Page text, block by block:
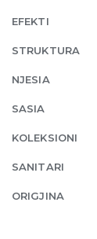
708
Copper
quantity
EFEKTI
STRUKTURA
NJESIA
SASIA
KOLEKSIONI
SANITARI
ORIGJINA